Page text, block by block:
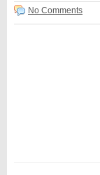
No Comments